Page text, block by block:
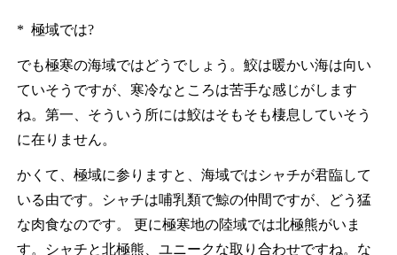
* 極域では?
でも極寒の海域ではどうでしょう。鮫は暖かい海は向い
ていそうですが、寒冷なところは苦手な感じがします
ね。第一、そういう所には鮫はそもそも棲息していそう
に在りません。
かくて、極域に参りますと、海域ではシャチが君臨して
いる由です。シャチは哺乳類で鯨の仲間ですが、どう猛
な肉食なのです。 更に極寒地の陸域では北極熊がいま
す。シャチと北極熊、ユニークな取り合わせですね。な